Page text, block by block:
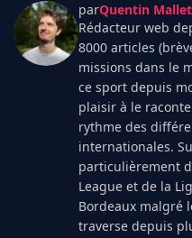
parQuentin Mallet
Rédacteur web
8000 articles
missions dans le
ce sport depuis
plaisir à le
rythme des
internationales.
particulièrement
League et de la
Bordeaux malgré
traverse depuis